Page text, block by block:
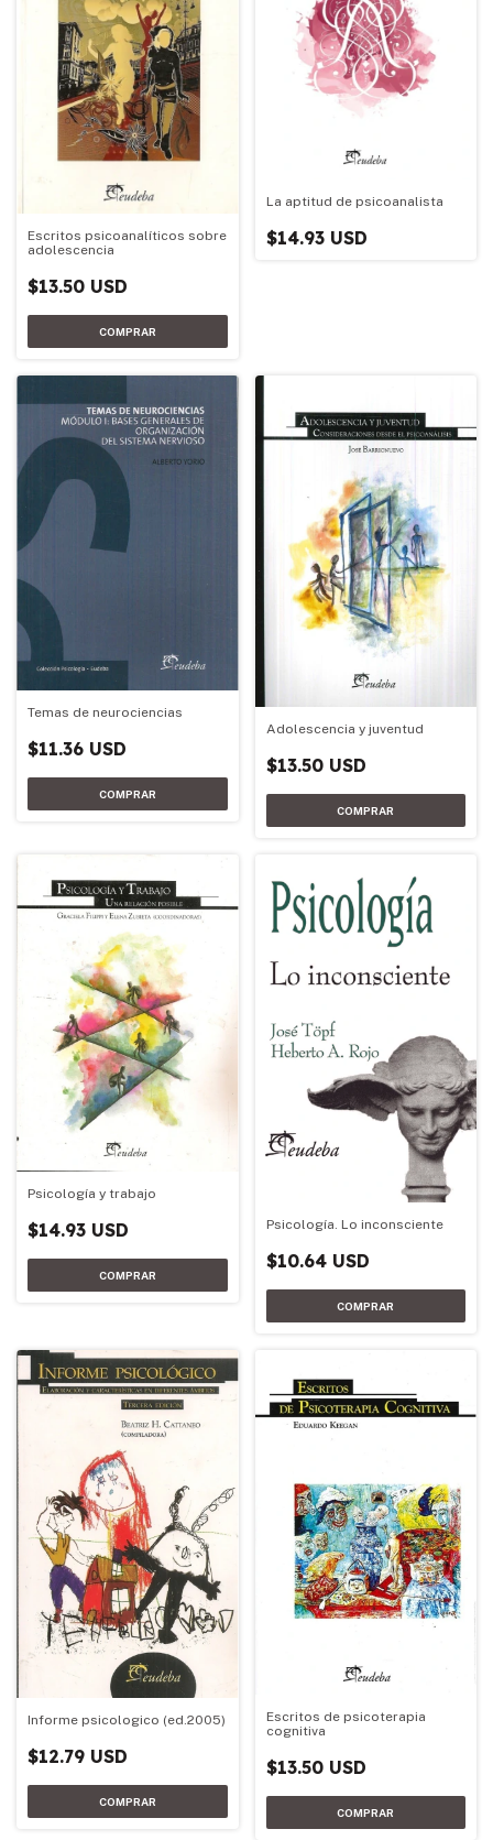
Escritos psicoanalíticos sobre
adolescencia
$13.50 USD
La aptitud de psicoanalista
$14.93 USD
Temas de neurociencias
$11.36 USD
Adolescencia y juventud
$13.50 USD
Psicología y trabajo
$14.93 USD Psicología. Lo inconsciente
$10.64 USD
Informe psicologico (ed.2005)
$12.79 USD
Escritos de psicoterapia
cognitiva
$13.50 USD